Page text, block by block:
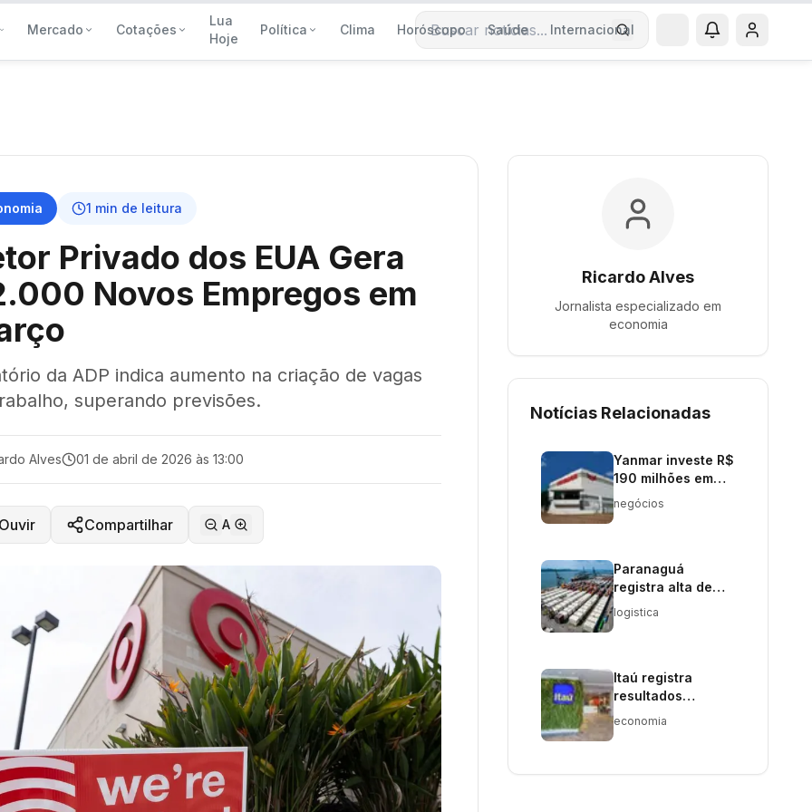
Mercado Cotações
Lua
Hoje
Política Clima Horóscopo Saúde Internacional
Buscar notícias
1 min de leitura
Privado dos EUA Gera
Novos Empregos em
da ADP indica aumento na criação de vagas
superando previsões.
Alves 01 de abril de 2026 às 13:00
Compartilhar A
Ricardo Alves
Jornalista especializado em
economia
Notícias Relacionadas
Yanmar investe R$
190 milhões em
nova fábrica de
tratores em SP
negócios
Paranaguá
registra alta de
10% nas
exportações de
logistica
Itaú registra
resultados
positivos no último
economia